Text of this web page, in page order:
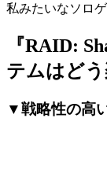
私みたいなソロ
『RAID:
テムはど
▼戦略性の高